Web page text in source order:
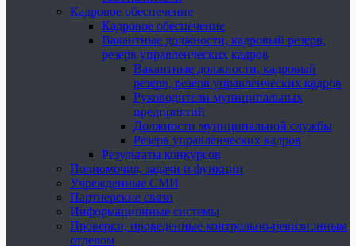
Кадровое обеспечение
Кадровое обеспечение
Вакантные должности, кадровый резерв,
резерв управленческих кадров
Вакантные должности, кадровый
резерв, резерв управленческих кадров
Руководители муниципальных
предприятий
Должности муниципальной службы
Резерв управленческих кадров
Результаты конкурсов
Полномочия, задачи и функции
Учрежденные СМИ
Партнерские связи
Информационные системы
Проверки, проведенные контрольно-ревизионным
отделом